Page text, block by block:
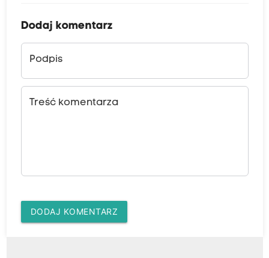
Dodaj komentarz
Podpis
Treść komentarza
DODAJ KOMENTARZ